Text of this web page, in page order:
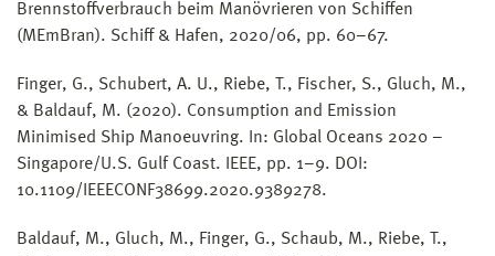
Brennstoffverbrauch beim Manövrieren von Schiffen
(MEmBran). Schiff & Hafen, 2020/06, pp. 60–67.
Finger, G., Schubert, A. U., Riebe, T., Fischer, S., Gluch, M.,
& Baldauf, M. (2020). Consumption and Emission
Minimised Ship Manoeuvring. In: Global Oceans 2020 –
Singapore/U.S. Gulf Coast. IEEE, pp. 1–9. DOI:
10.1109/IEEECONF38699.2020.9389278.
Baldauf, M., Gluch, M., Finger, G., Schaub, M., Riebe, T.,